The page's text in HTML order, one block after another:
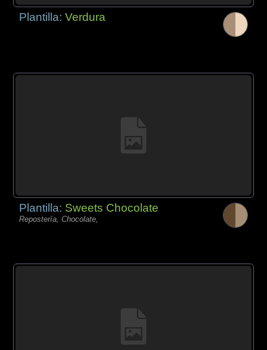
Plantilla:Verdura
Plantilla: Sweets Chocolate
Repostería, Chocolate,